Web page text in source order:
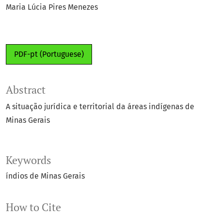
Maria Lúcia Pires Menezes
PDF-pt (Portuguese)
Keywords
índios de Minas Gerais
How to Cite
Abstract
A situação jurídica e territorial da áreas indígenas de
Minas Gerais